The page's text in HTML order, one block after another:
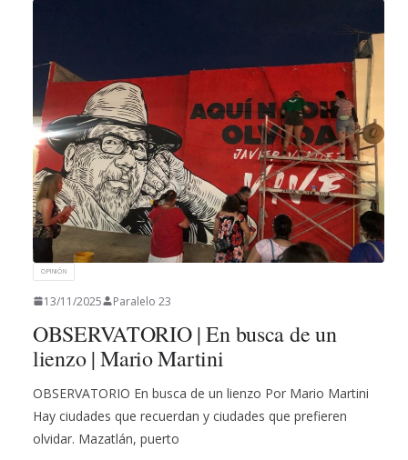
OPINIÓN
13/11/2025 Paralelo 23
OBSERVATORIO | En busca de un
lienzo | Mario Martini
OBSERVATORIO En busca de un lienzo Por Mario Martini
Hay ciudades que recuerdan y ciudades que prefieren
olvidar. Mazatlán, puerto